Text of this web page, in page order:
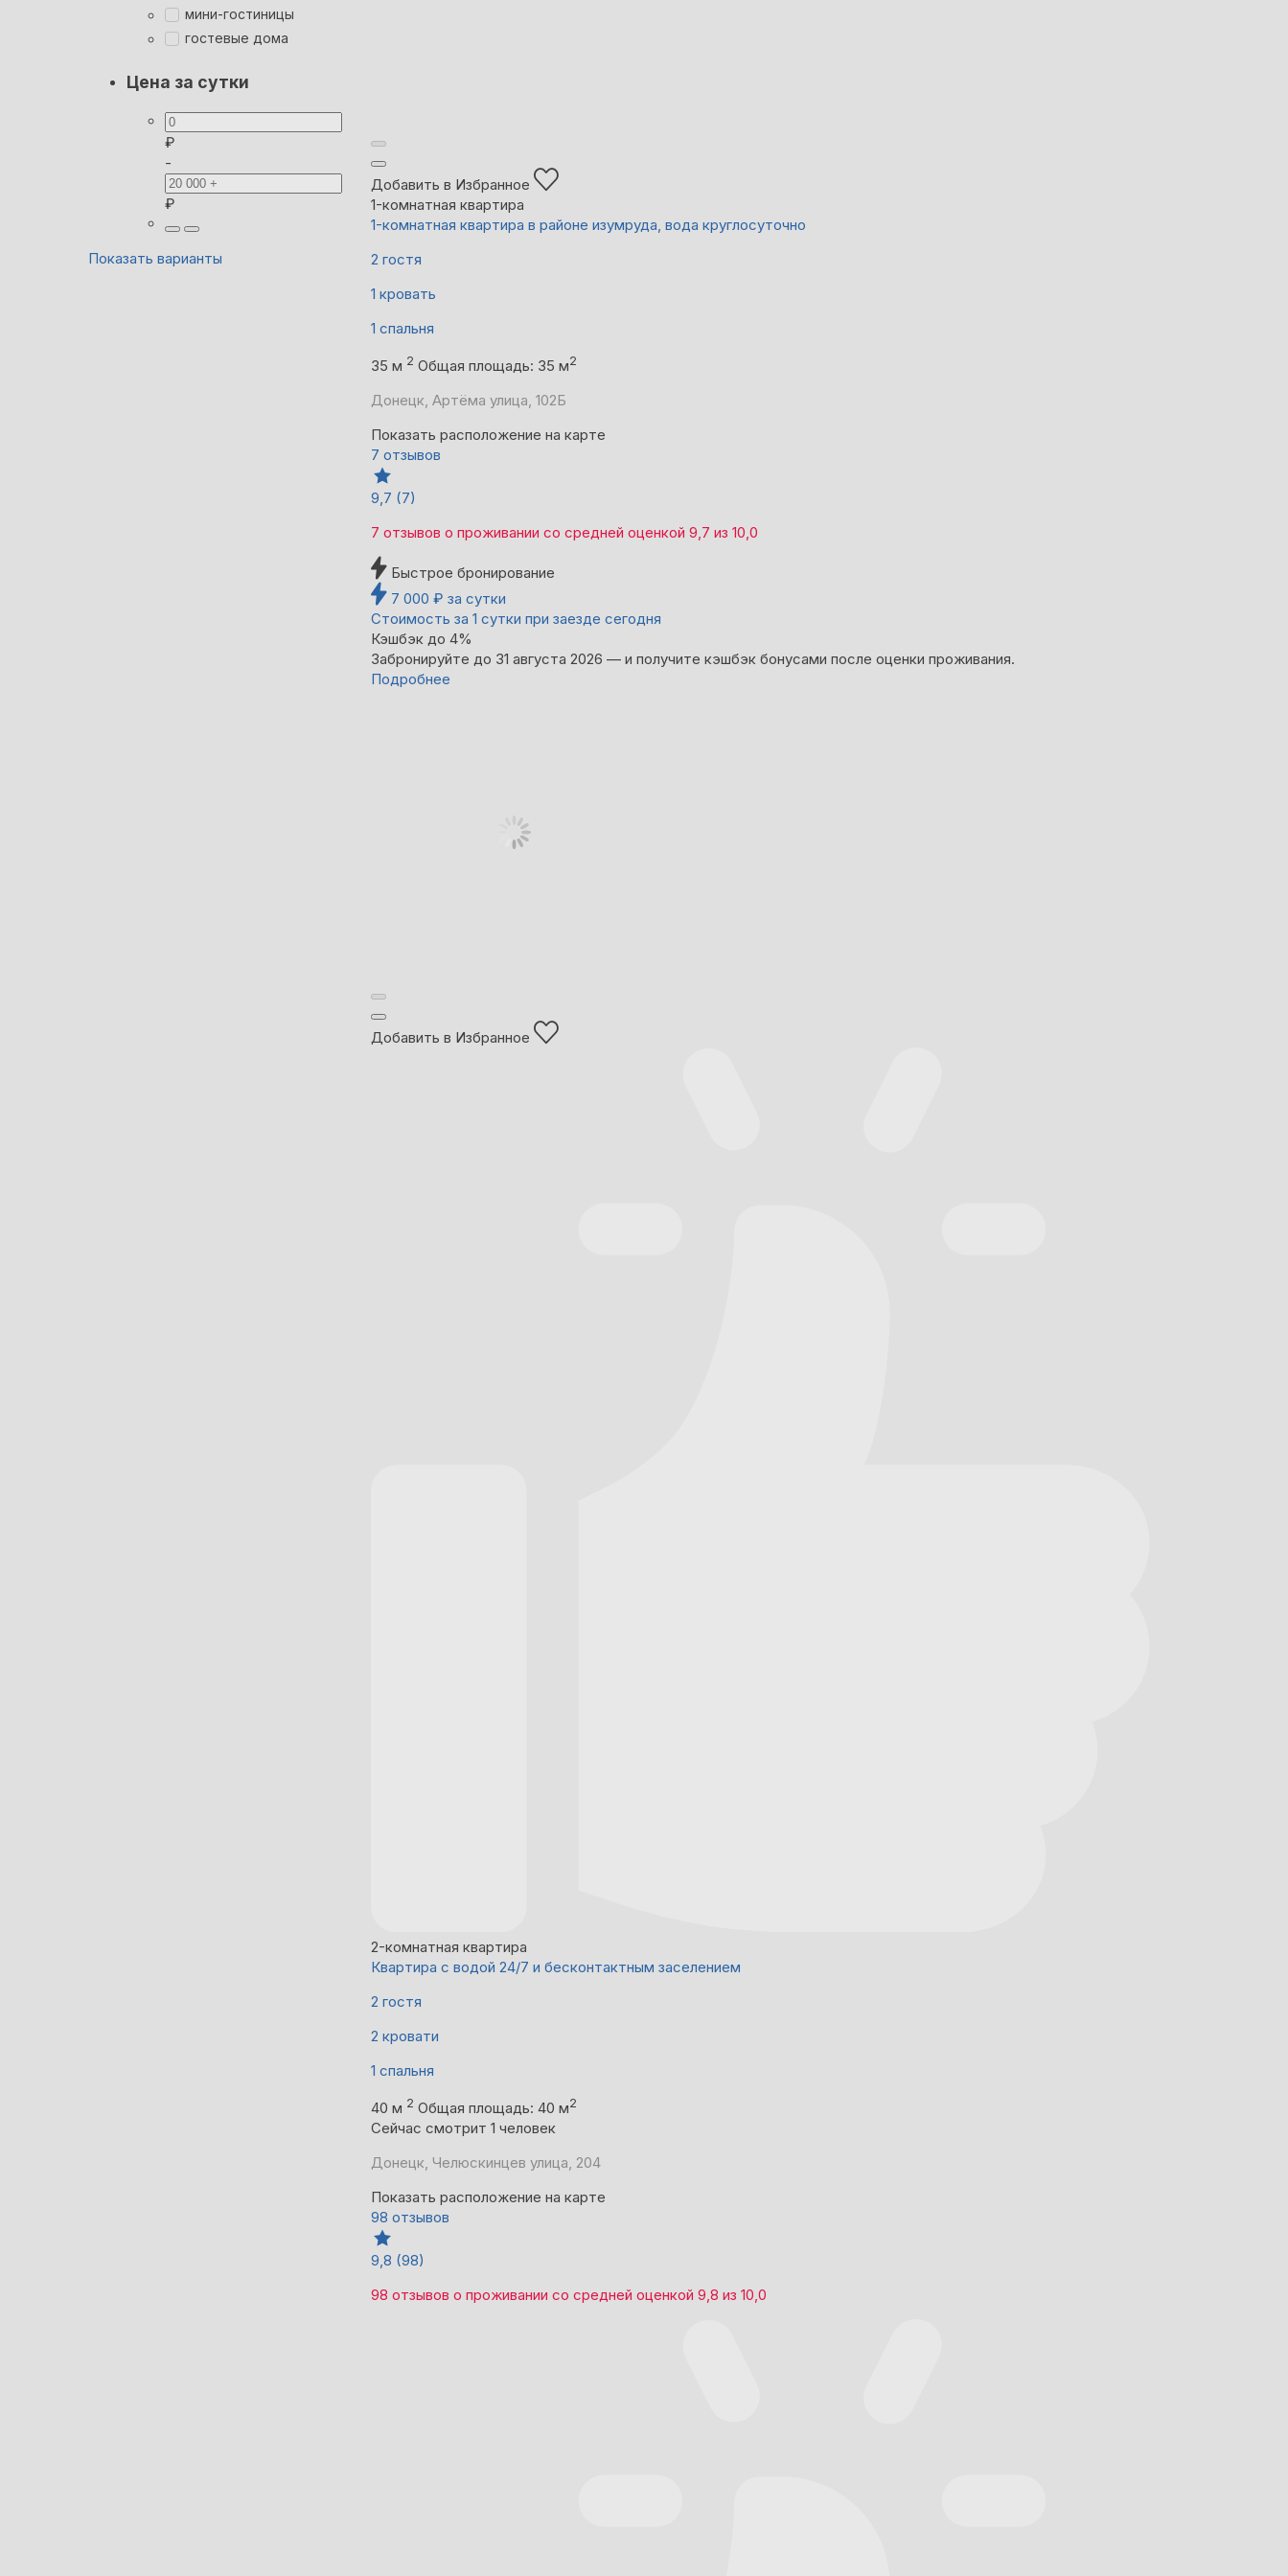
мини-гостиницы
гостевые дома
Цена за сутки
₽
-
₽
Показать варианты
Добавить в Избранное
1-комнатная квартира
1-комнатная квартира в районе изумруда, вода круглосуточно
2 гостя
1 кровать
1 спальня
35 м 2 Общая площадь: 35 м2
Донецк, Артёма улица, 102Б
Показать расположение на карте
7 отзывов
9,7 (7)
7 отзывов о проживании со средней оценкой 9,7 из 10,0
Быстрое бронирование
7 000 ₽ за сутки
Стоимость за 1 сутки при заезде сегодня
Кэшбэк до 4%
Забронируйте до 31 августа 2026 — и получите кэшбэк бонусами после оценки проживания.
Подробнее
Добавить в Избранное
2-комнатная квартира
Квартира с водой 24/7 и бесконтактным заселением
2 гостя
2 кровати
1 спальня
40 м 2 Общая площадь: 40 м2
Сейчас смотрит 1 человек
Донецк, Челюскинцев улица, 204
Показать расположение на карте
98 отзывов
9,8 (98)
98 отзывов о проживании со средней оценкой 9,8 из 10,0